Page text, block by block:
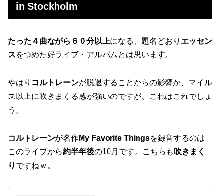
in Stockholm
たった４曲ながら６０分以上になる、題名どおり エッセン
スをつめた好ライブ・アルバムとは思います。
やはり コルトレーンが脱退することからの影響か、マイル
ス以上に吹きまくる感が強いのですが、これはこれでしょ
う。
コルトレーンが名作My Favorite Thingsを録音するのは
このライブから約半年後の10月です。こちらも 吹きまく
り ですねｗ。